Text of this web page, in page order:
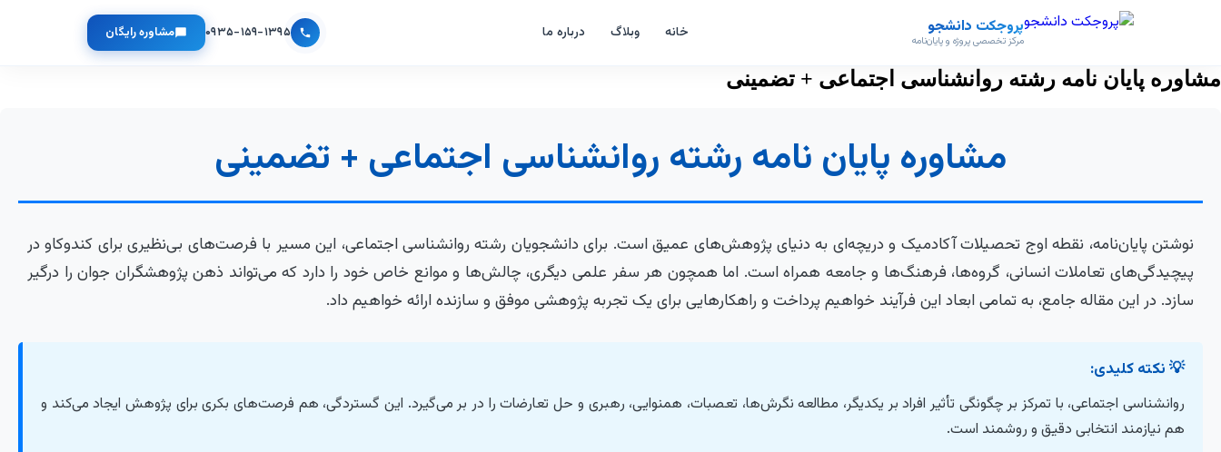
پروجکت دانشجو
مرکز تخصصی پروژه و پایان‌نامه خانه وبلاگ درباره ما ۰۹۳۵-۱۵۹-۱۳۹۵ مشاوره رایگان
مشاوره پایان نامه رشته روانشناسی اجتماعی + تضمینی
مشاوره پایان نامه رشته روانشناسی اجتماعی + تضمینی
نوشتن پایان‌نامه، نقطه اوج تحصیلات آکادمیک و دریچه‌ای به دنیای پژوهش‌های عمیق است. برای دانشجویان رشته روانشناسی اجتماعی، این مسیر با فرصت‌های بی‌نظیری برای کندوکاو در
پیچیدگی‌های تعاملات انسانی، گروه‌ها، فرهنگ‌ها و جامعه همراه است. اما همچون هر سفر علمی دیگری، چالش‌ها و موانع خاص خود را دارد که می‌تواند ذهن پژوهشگران جوان را درگیر
سازد. در این مقاله جامع، به تمامی ابعاد این فرآیند خواهیم پرداخت و راهکارهایی برای یک تجربه پژوهشی موفق و سازنده ارائه خواهیم داد.
💡 نکته کلیدی:
روانشناسی اجتماعی، با تمرکز بر چگونگی تأثیر افراد بر یکدیگر، مطالعه نگرش‌ها، تعصبات، همنوایی، رهبری و حل تعارضات را در بر می‌گیرد. این گستردگی، هم فرصت‌های بکری برای پژوهش ایجاد می‌کند و
هم نیازمند انتخابی دقیق و روشمند است.